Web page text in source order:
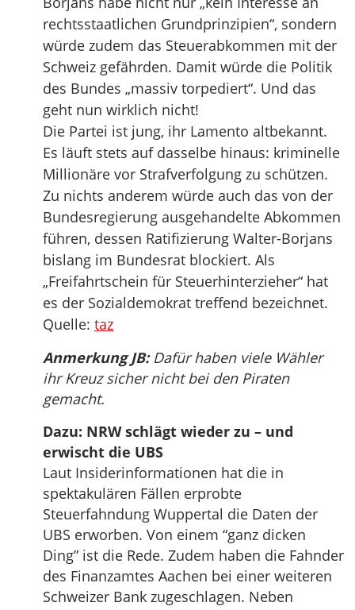
rechtsstaatlichen Grundprinzipien“, sondern
würde zudem das Steuerabkommen mit der
Schweiz gefährden. Damit würde die Politik
des Bundes „massiv torpediert“. Und das
geht nun wirklich nicht!
Die Partei ist jung, ihr Lamento altbekannt.
Es läuft stets auf dasselbe hinaus: kriminelle
Millionäre vor Strafverfolgung zu schützen.
Zu nichts anderem würde auch das von der
Bundesregierung ausgehandelte Abkommen
führen, dessen Ratifizierung Walter-Borjans
bislang im Bundesrat blockiert. Als
„Freifahrtschein für Steuerhinterzieher“ hat
es der Sozialdemokrat treffend bezeichnet.
Quelle: taz
Anmerkung JB:Dafür haben viele Wähler
ihr Kreuz sicher nicht bei den Piraten
gemacht.
Dazu: NRW schlägt wieder zu – und
erwischt die UBS
Laut Insiderinformationen hat die in
spektakulären Fällen erprobte
Steuerfahndung Wuppertal die Daten der
UBS erworben. Von einem “ganz dicken
Ding” ist die Rede. Zudem haben die Fahnder
des Finanzamtes Aachen bei einer weiteren
Schweizer Bank zugeschlagen. Neben